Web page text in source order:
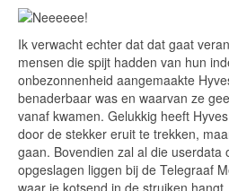
Ik verwacht echter dat dat gaat
mensen die spijt hadden van hun
onbezonnenheid aangemaakte
benaderbaar was en waarvan ze
vanaf kwamen. Gelukkig heeft
door de stekker eruit te trekken,
gaan. Bovendien zal al die userdata
opgeslagen liggen bij de Telegraaf
waar je kotsend in de struiken